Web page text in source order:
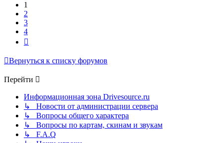
1
2
3
4
Вернуться к списку форумов
Перейти
Информационная зона Drivesource.ru
↳ Новости от администрации сервера
↳ Вопросы общего характера
↳ Вопросы по картам, скинам и звукам
↳ F.A.Q